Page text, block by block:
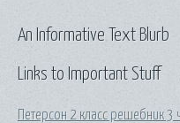
Links to Important Stuff
Петерсон 2 класс решебник 3
An Informative Text Blurb